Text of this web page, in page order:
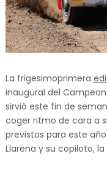
La trigesimoprimera edi
inaugural del
sirvió este fin de
coger ritmo de cara a
previstos para este
Llarena y su copiloto,